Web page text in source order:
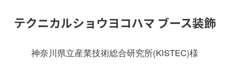
テクニカルショウヨコハマ ブース装飾
神奈川県立産業技術総合研究所(KISTEC)様